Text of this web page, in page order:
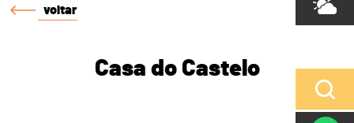
voltar
Casa do Castelo